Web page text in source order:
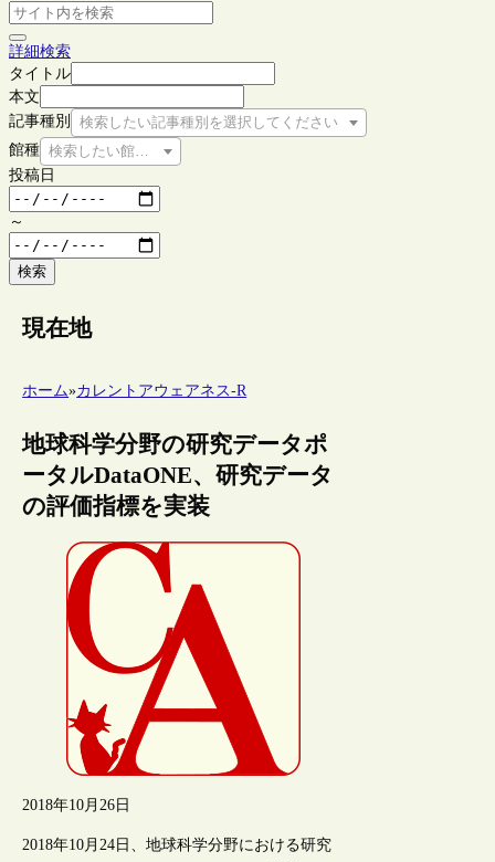
詳細検索
タイトル
本文
記事種別
検索したい記事種別を選択してください
館種 検索したい館種を選択してください
投稿日
～
検索
現在地
ホーム»カレントアウェアネス-R
地球科学分野の研究データポ
ータルDataONE、研究データ
の評価指標を実装
2018年10月26日
2018年10月24日、地球科学分野における研究